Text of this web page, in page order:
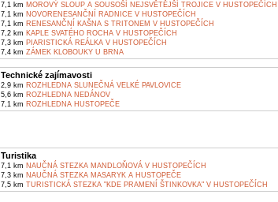
7,1 km MOROVÝ SLOUP A SOUSOŠÍ NEJSVĚTĚJŠÍ TROJICE V HUSTOPEČÍCH
7,1 km NOVORENESANČNÍ RADNICE V HUSTOPEČÍCH
7,1 km RENESANČNÍ KAŠNA S TRITONEM V HUSTOPEČÍCH
7,2 km KAPLE SVATÉHO ROCHA V HUSTOPEČÍCH
7,3 km PIARISTICKÁ REÁLKA V HUSTOPEČÍCH
7,4 km ZÁMEK KLOBOUKY U BRNA
Technické zajímavosti
2,9 km ROZHLEDNA SLUNEČNÁ VELKÉ PAVLOVICE
5,6 km ROZHLEDNA NEDÁNOV
7,1 km ROZHLEDNA HUSTOPEČE
Turistika
7,1 km NAUČNÁ STEZKA MANDLOŇOVÁ V HUSTOPEČÍCH
7,3 km NAUČNÁ STEZKA MASARYK A HUSTOPEČE
7,5 km TURISTICKÁ STEZKA "KDE PRAMENÍ ŠTINKOVKA" V HUSTOPEČÍCH